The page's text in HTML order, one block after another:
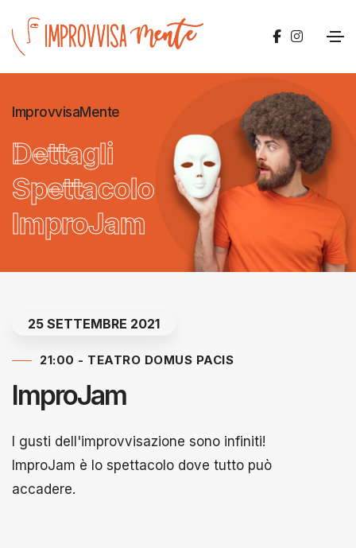
ImprovvisaMente
Dettagli
Spettacolo
ImproJam
25 SETTEMBRE 2021
21:00 - TEATRO DOMUS PACIS
ImproJam
I gusti dell'improvvisazione sono infiniti!
ImproJam è lo spettacolo dove tutto può
accadere.